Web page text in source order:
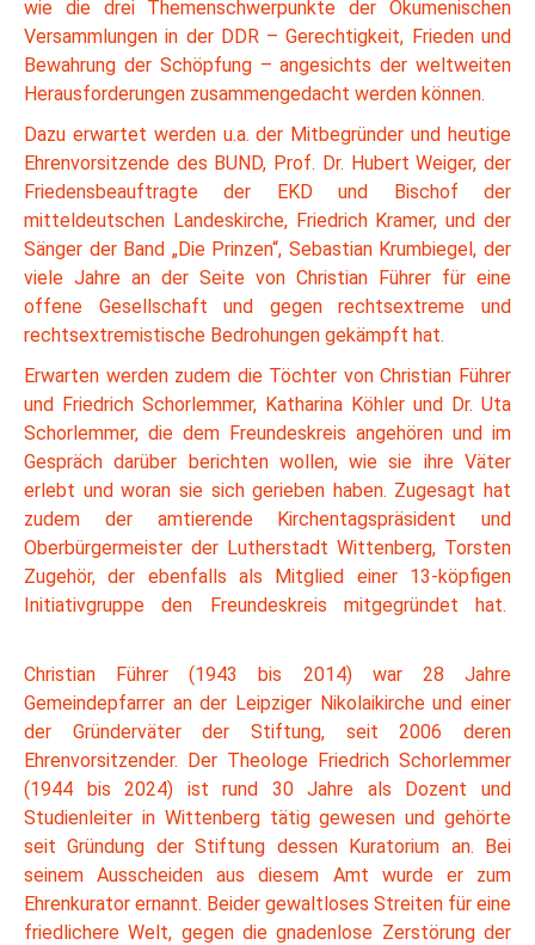
wie die drei Themenschwerpunkte der Ökumenischen
Versammlungen in der DDR – Gerechtigkeit, Frieden und
Bewahrung der Schöpfung – angesichts der weltweiten
Herausforderungen zusammengedacht werden können.
Dazu erwartet werden u.a. der Mitbegründer und heutige
Ehrenvorsitzende des BUND, Prof. Dr. Hubert Weiger, der
Friedensbeauftragte der EKD und Bischof der
mitteldeutschen Landeskirche, Friedrich Kramer, und der
Sänger der Band „Die Prinzen“, Sebastian Krumbiegel, der
viele Jahre an der Seite von Christian Führer für eine
offene Gesellschaft und gegen rechtsextreme und
rechtsextremistische Bedrohungen gekämpft hat.
Erwarten werden zudem die Töchter von Christian Führer
und Friedrich Schorlemmer, Katharina Köhler und Dr. Uta
Schorlemmer, die dem Freundeskreis angehören und im
Gespräch darüber berichten wollen, wie sie ihre Väter
erlebt und woran sie sich gerieben haben. Zugesagt hat
zudem der amtierende Kirchentagspräsident und
Oberbürgermeister der Lutherstadt Wittenberg, Torsten
Zugehör, der ebenfalls als Mitglied einer 13-köpfigen
Initiativgruppe den Freundeskreis mitgegründet hat.
Christian Führer (1943 bis 2014) war 28 Jahre
Gemeindepfarrer an der Leipziger Nikolaikirche und einer
der Gründerväter der Stiftung, seit 2006 deren
Ehrenvorsitzender. Der Theologe Friedrich Schorlemmer
(1944 bis 2024) ist rund 30 Jahre als Dozent und
Studienleiter in Wittenberg tätig gewesen und gehörte
seit Gründung der Stiftung dessen Kuratorium an. Bei
seinem Ausscheiden aus diesem Amt wurde er zum
Ehrenkurator ernannt. Beider gewaltloses Streiten für eine
friedlichere Welt, gegen die gnadenlose Zerstörung der